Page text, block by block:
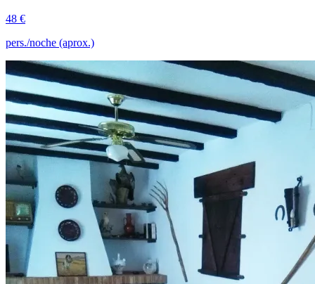
48 €
pers./noche (aprox.)